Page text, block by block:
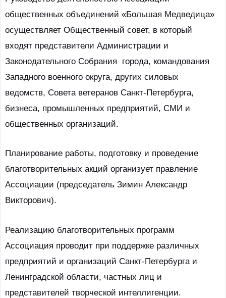
общественных объединений «Большая Медведица»
осуществляет Общественный совет, в который
входят представители Администрации и
Законодательного Собрания города, командования
Западного военного округа, других силовых
ведомств, Совета ветеранов Санкт-Петербурга,
бизнеса, промышленных предприятий, СМИ и
общественных организаций.
Планирование работы, подготовку и проведение
благотворительных акций организует правление
Ассоциации (председатель Зимин Александр
Викторович).
Реализацию благотворительных программ
Ассоциация проводит при поддержке различных
предприятий и организаций Санкт-Петербурга и
Ленинградской области, частных лиц и
представителей творческой интеллигенции.